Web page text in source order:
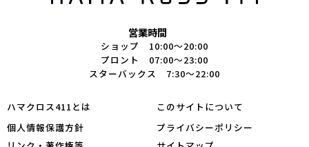
営業時間
ショップ 10:00～20:00
プロント 07:00～23:00
スターバックス 7:30～22:00
ハマクロス411とは
このサイトについて
個人情報保護方針
プライバシーポリシー